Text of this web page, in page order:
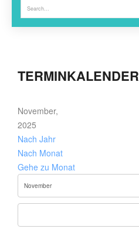
TERMINKALENDER
November,
2025
Nach Jahr
Nach Monat
Gehe zu Monat